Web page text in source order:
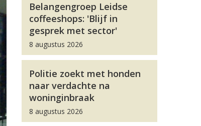
Belangengroep Leidse
coffeeshops: 'Blijf in
gesprek met sector'
8 augustus 2026
Politie zoekt met honden
naar verdachte na
woninginbraak
8 augustus 2026